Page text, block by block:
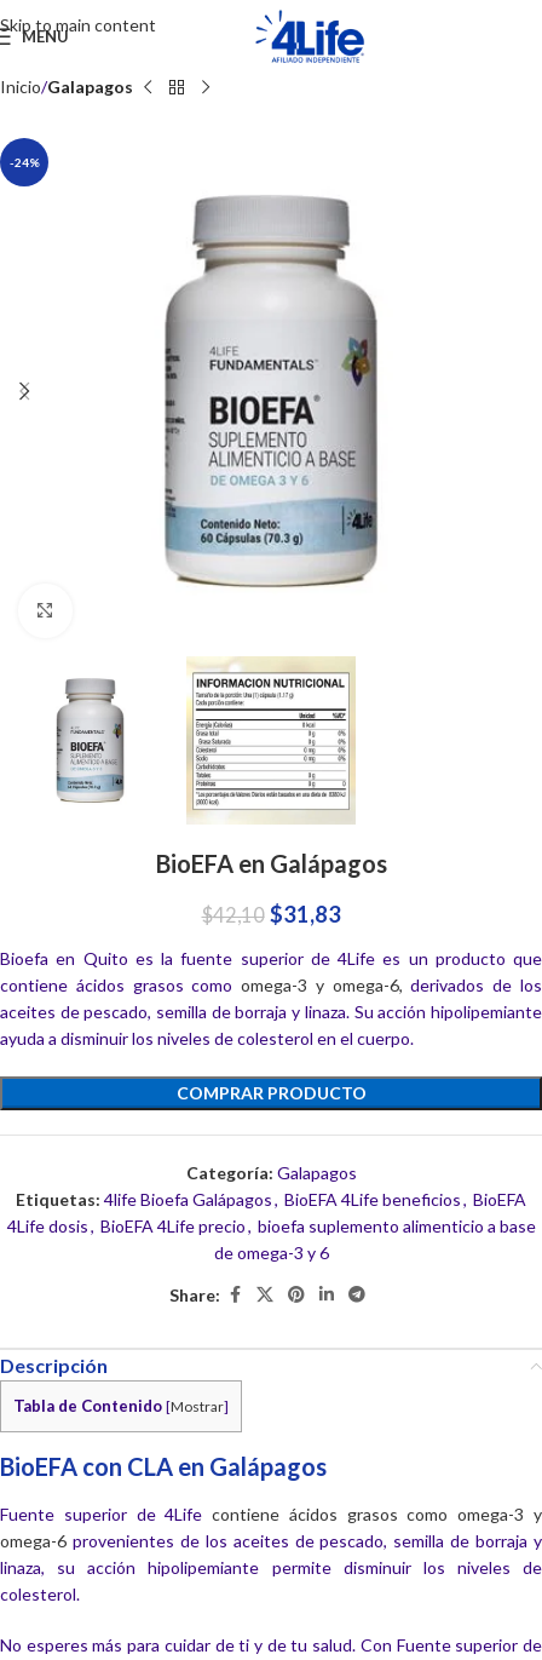
Skip to main content
MENU
Inicio Galapagos
-24%
BioEFA en Galápagos
$42,10 $31,83
Bioefa en Quito es la fuente superior de 4Life es un producto que
contiene ácidos grasos comoomega-3 y omega-6, derivados de los
aceites de pescado, semilla de borraja y linaza. Su acción hipolipemiante
ayuda a disminuir los niveles de colesterol en el cuerpo.
COMPRAR PRODUCTO
Categoría: Galapagos
Etiquetas: 4life Bioefa Galápagos, BioEFA 4Life beneficios, BioEFA
4Life dosis, BioEFA 4Life precio, bioefa suplemento alimenticio a base
de omega-3 y 6
Share:
Descripción
Tabla de Contenido [Mostrar]
BioEFA con CLA en Galápagos
Fuente superior de 4Lifecontiene ácidos grasos como omega-3 y
omega-6 provenientes de los aceites de pescado, semilla de borraja y
linaza, su acción hipolipemiante permite disminuir los niveles de
colesterol.
No esperes más para cuidar de ti y de tu salud. Con Fuente superior de